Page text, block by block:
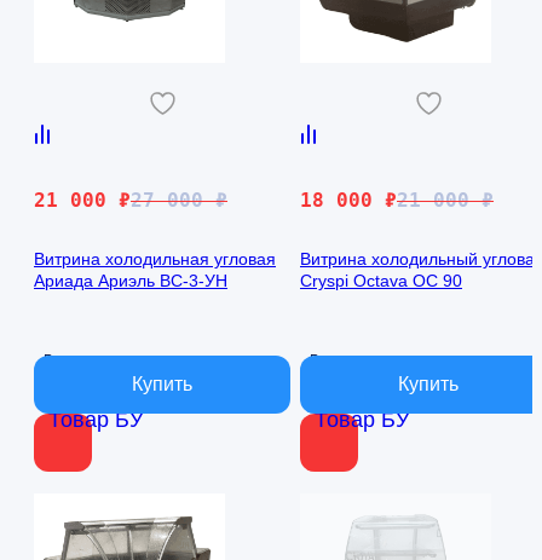
Товар БУ
27 000₽
Первоначальная
составляла
27
21 000 ₽
Текущая
21
000 ₽.
Витрина холодильная угловая
Ариада Ариэль ВС-3-УН
В наличии
Товар БУ
21 000₽
Первоначальная
составляла
21
18 000 ₽
Текущая
18
000 ₽.
Витрина холодильный
Cryspi Octava OC 90
В наличии